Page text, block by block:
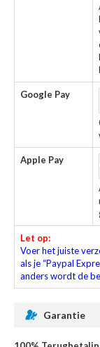
Google Pay
Apple Pay
Let op:
Voer het juiste
als je “Paypal
anders wordt de
Garantie